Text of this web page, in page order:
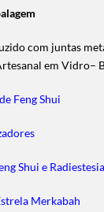
com juntas
em Vidro–
Feng Shui
Shui e Radiestesia
Merkabah